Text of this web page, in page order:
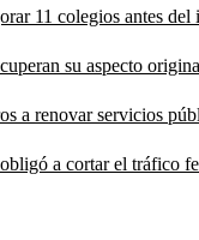
11 colegios antes
su aspecto
a renovar servicios
a cortar el tráfico